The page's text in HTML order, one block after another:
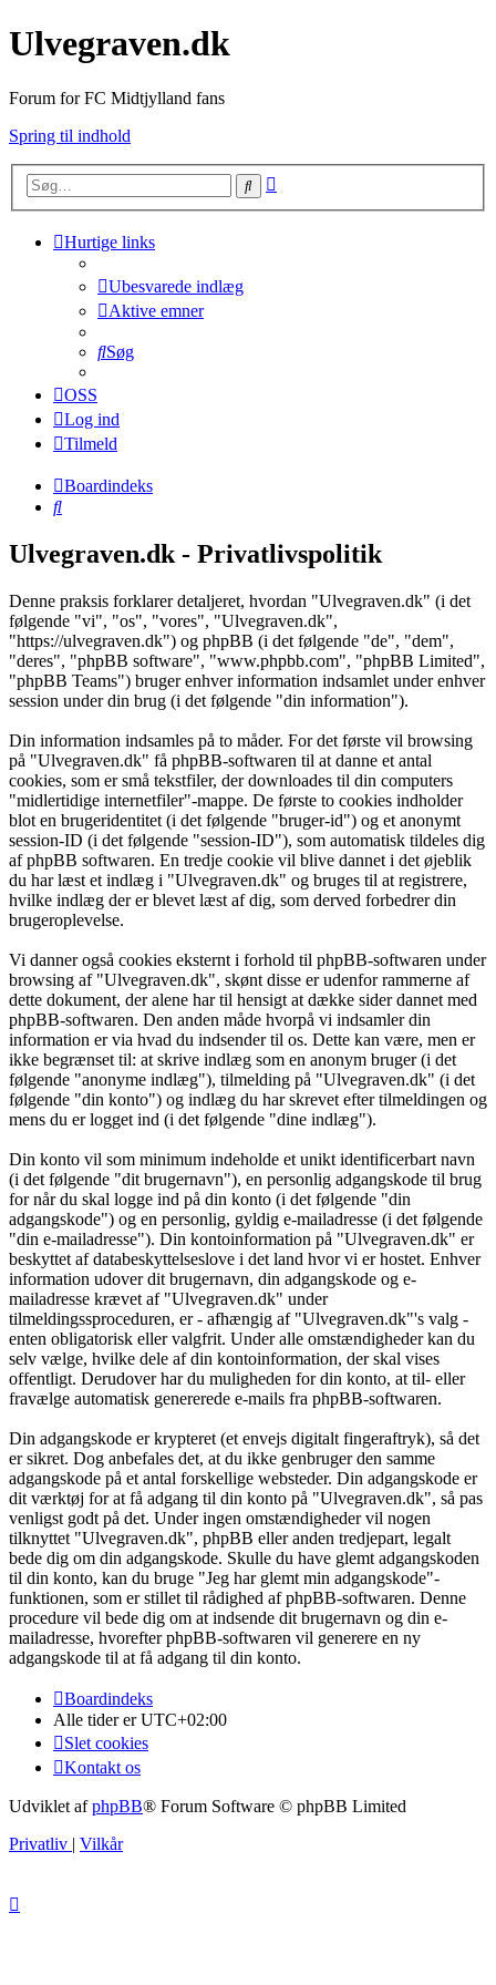
Ulvegraven.dk
Forum for FC Midtjylland fans
Spring til indhold
Søg
Hurtige links
Ubesvarede indlæg
Aktive emner
Søg
OSS
Log ind
Tilmeld
Boardindeks
Søg
Ulvegraven.dk - Privatlivspolitik
Denne praksis forklarer detaljeret, hvordan "Ulvegraven.dk" (i det
følgende "vi", "os", "vores", "Ulvegraven.dk",
"https://ulvegraven.dk") og phpBB (i det følgende "de", "dem",
"deres", "phpBB software", "www.phpbb.com", "phpBB Limited",
"phpBB Teams") bruger enhver information indsamlet under enhver
session under din brug (i det følgende "din information").
Din information indsamles på to måder. For det første vil browsing
på "Ulvegraven.dk" få phpBB-softwaren til at danne et antal
cookies, som er små tekstfiler, der downloades til din computers
"midlertidige internetfiler"-mappe. De første to cookies indholder
blot en brugeridentitet (i det følgende "bruger-id") og et anonymt
session-ID (i det følgende "session-ID"), som automatisk tildeles dig
af phpBB softwaren. En tredje cookie vil blive dannet i det øjeblik
du har læst et indlæg i "Ulvegraven.dk" og bruges til at registrere,
hvilke indlæg der er blevet læst af dig, som derved forbedrer din
brugeroplevelse.
Vi danner også cookies eksternt i forhold til phpBB-softwaren under
browsing af "Ulvegraven.dk", skønt disse er udenfor rammerne af
dette dokument, der alene har til hensigt at dække sider dannet med
phpBB-softwaren. Den anden måde hvorpå vi indsamler din
information er via hvad du indsender til os. Dette kan være, men er
ikke begrænset til: at skrive indlæg som en anonym bruger (i det
følgende "anonyme indlæg"), tilmelding på "Ulvegraven.dk" (i det
følgende "din konto") og indlæg du har skrevet efter tilmeldingen og
mens du er logget ind (i det følgende "dine indlæg").
Din konto vil som minimum indeholde et unikt identificerbart navn
(i det følgende "dit brugernavn"), en personlig adgangskode til brug
for når du skal logge ind på din konto (i det følgende "din
adgangskode") og en personlig, gyldig e-mailadresse (i det følgende
"din e-mailadresse"). Din kontoinformation på "Ulvegraven.dk" er
beskyttet af databeskyttelseslove i det land hvor vi er hostet. Enhver
information udover dit brugernavn, din adgangskode og e-
mailadresse krævet af "Ulvegraven.dk" under
tilmeldingssproceduren, er - afhængig af "Ulvegraven.dk"'s valg -
enten obligatorisk eller valgfrit. Under alle omstændigheder kan du
selv vælge, hvilke dele af din kontoinformation, der skal vises
offentligt. Derudover har du muligheden for din konto, at til- eller
fravælge automatisk genererede e-mails fra phpBB-softwaren.
Din adgangskode er krypteret (et envejs digitalt fingeraftryk), så det
er sikret. Dog anbefales det, at du ikke genbruger den samme
adgangskode på et antal forskellige websteder. Din adgangskode er
dit værktøj for at få adgang til din konto på "Ulvegraven.dk", så pas
venligst godt på det. Under ingen omstændigheder vil nogen
tilknyttet "Ulvegraven.dk", phpBB eller anden tredjepart, legalt
bede dig om din adgangskode. Skulle du have glemt adgangskoden
til din konto, kan du bruge "Jeg har glemt min adgangskode"-
funktionen, som er stillet til rådighed af phpBB-softwaren. Denne
procedure vil bede dig om at indsende dit brugernavn og din e-
mailadresse, hvorefter phpBB-softwaren vil generere en ny
adgangskode til at få adgang til din konto.
Boardindeks
Alle tider erUTC+02:00
Slet cookies
Kontakt os
Udviklet afphpBB® Forum Software © phpBB Limited
Privatliv | Vilkår